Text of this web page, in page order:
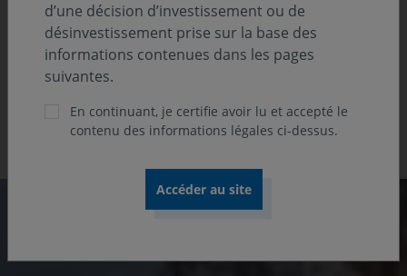
1ère place catégorie " Actions
sectorielles : environnement "
d’une décision d’investissement ou de
désinvestissement prise sur la base des
informations contenues dans les pages
suivantes.
En continuant, je certifie avoir lu et accepté le
contenu des informations légales ci-dessus.